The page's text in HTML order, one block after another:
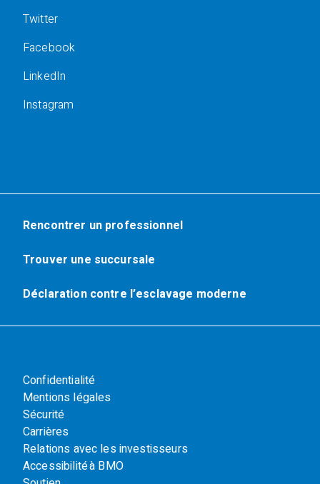
Twitter
Facebook
LinkedIn
Instagram
Rencontrer un professionnel
Trouver une succursale
Déclaration contre l’esclavage moderne
Confidentialité
Mentions légales
Sécurité
Carrières
Relations avec les investisseurs
Accessibilité à BMO